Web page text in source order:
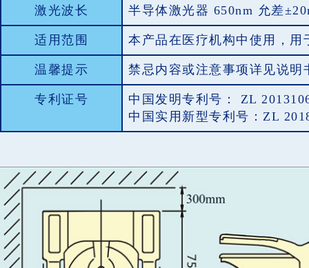
激光波长 半导体激光器 650nm 允差
适用范围 本产品在医疗机构中使用，
温馨提示 禁忌内容或注意事项详见说明
专利证号
中国发明专利号： ZL
中国实用新型专利号：ZL